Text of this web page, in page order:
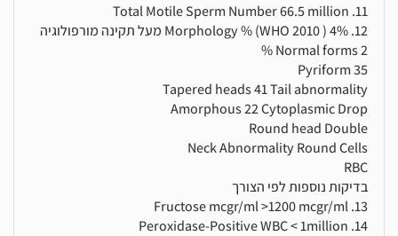
11. Total Motile Sperm Number 66.5 million
12. Morphology % (WHO 2010 ) 4% מעל תקינה מורפולוגיה
Normal forms 2 %
Pyriform 35
Tapered heads 41 Tail abnormality
Amorphous 22 Cytoplasmic Drop
Round head Double
Neck Abnormality Round Cells
RBC
בדיקות נוספות לפי הצורך
13. Fructose mcgr/ml >1200 mcgr/ml
14. Peroxidase-Positive WBC < 1million